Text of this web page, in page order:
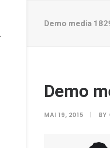
Demo media
Demo
MAI 19, 2015 | BY